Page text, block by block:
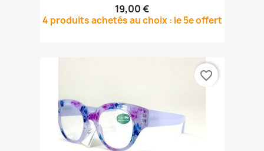
19,00 €
4 produits achetés au choix : le 5e offert
favorite_border